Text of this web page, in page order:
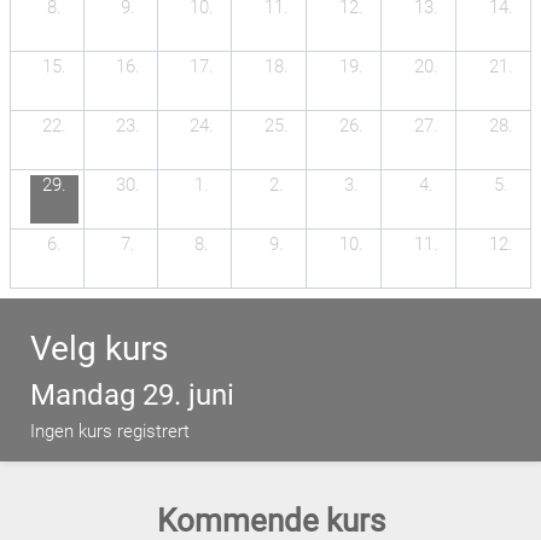
8. 9. 10. 11. 12. 13. 14.
15. 16. 17. 18. 19. 20. 21.
22. 23. 24. 25. 26. 27. 28.
29. 30. 1. 2. 3. 4. 5.
6. 7. 8. 9. 10. 11. 12.
Velg kurs
Mandag 29. juni
Ingen kurs registrert
Kommende kurs